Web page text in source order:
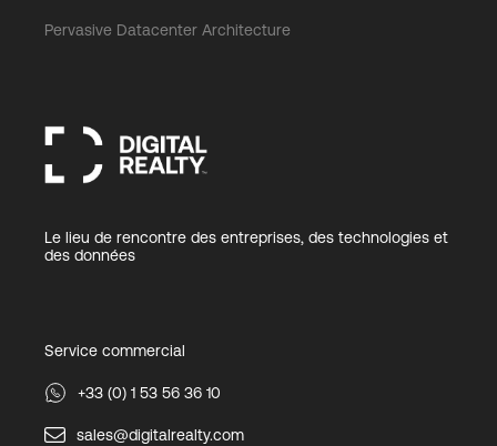
Pervasive Datacenter Architecture
Le lieu de rencontre des entreprises, des technologies et
des données
Service commercial
+33 (0) 1 53 56 36 10
sales@digitalrealty.com